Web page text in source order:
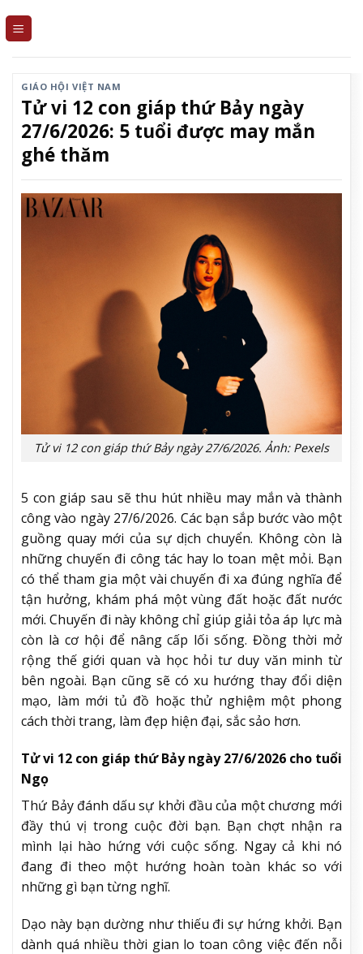
GIÁO HỘI VIỆT NAM
Tử vi 12 con giáp thứ Bảy ngày
27/6/2026: 5 tuổi được may mắn
ghé thăm
Tử vi 12 con giáp thứ Bảy ngày 27/6/2026. Ảnh: Pexels
5 con giáp sau sẽ thu hút nhiều may mắn và thành
công vào ngày 27/6/2026. Các bạn sắp bước vào một
guồng quay mới của sự dịch chuyển. Không còn là
những chuyến đi công tác hay lo toan mệt mỏi. Bạn
có thể tham gia một vài chuyến đi xa đúng nghĩa để
tận hưởng, khám phá một vùng đất hoặc đất nước
mới. Chuyến đi này không chỉ giúp giải tỏa áp lực mà
còn là cơ hội để nâng cấp lối sống. Đồng thời mở
rộng thế giới quan và học hỏi tư duy văn minh từ
bên ngoài. Bạn cũng sẽ có xu hướng thay đổi diện
mạo, làm mới tủ đồ hoặc thử nghiệm một phong
cách thời trang, làm đẹp hiện đại, sắc sảo hơn.
Tử vi 12 con giáp thứ Bảy ngày 27/6/2026 cho tuổi
Ngọ
Thứ Bảy đánh dấu sự khởi đầu của một chương mới
đầy thú vị trong cuộc đời bạn. Bạn chợt nhận ra
mình lại hào hứng với cuộc sống. Ngay cả khi nó
đang đi theo một hướng hoàn toàn khác so với
những gì bạn từng nghĩ.
Dạo này bạn dường như thiếu đi sự hứng khởi. Bạn
dành quá nhiều thời gian lo toan công việc đến nỗi